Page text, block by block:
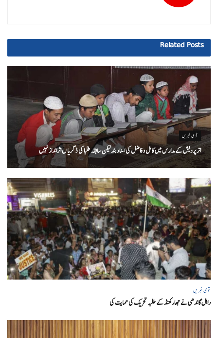
Related Posts
قومی خبریں
اتر پردیش کےمدارس میں کامل و فاضل کی اسناد بند لیکن سابقہ طلبا کی ڈگریا ں اثرانداز نہیں
قومی خبریں
راہل گاندھی نے جھارکھنڈ کے طلبہ تحریک کی حمایت کی